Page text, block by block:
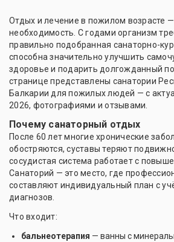
Отдых и лечение в пожилом возрасте
необходимость. С годами организм
правильно подобранная санаторно-
способна значительно улучшить
здоровье и подарить долгожданный
странице представлены санатории
Балкарии для пожилых людей — с
2026, фотографиями и отзывами.
Почему санаторный отдых
После 60 лет многие хронические
обостряются, суставы теряют
сосудистая система работает с
Санаторий — это место, где
составляют индивидуальный план с
диагнозов.
Что входит:
бальнеотерапия — ванны с